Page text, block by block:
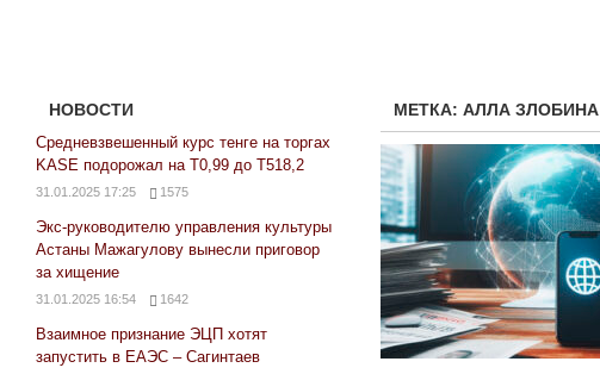
МЕТКА:АЛЛА ЗЛОБИНА
НОВОСТИ
Средневзвешенный курс тенге на торгах
KASE подорожал на Т0,99 до Т518,2
31.01.2025 17:25 1575
Экс-руководителю управления культуры
Астаны Мажагулову вынесли приговор
за хищение
31.01.2025 16:54 1642
Взаимное признание ЭЦП хотят
запустить в ЕАЭС – Сагинтаев